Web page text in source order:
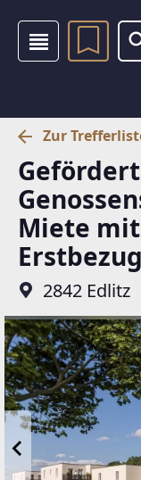
Zur
Miete
2842 Edlitz